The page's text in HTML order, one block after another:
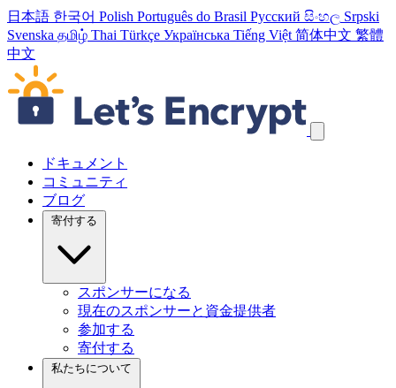
日本語 한국어 Polish Português do Brasil Русский සිංහල Srpski
Svenska தமிழ் Thai Türkçe Українська Tiếng Việt 简体中文 繁體
中文
ナビゲーションリンクをスキップ
ドキュメント
コミュニティ
ブログ
寄付する
スポンサーになる
現在のスポンサーと資金提供者
参加する
寄付する
私たちについて